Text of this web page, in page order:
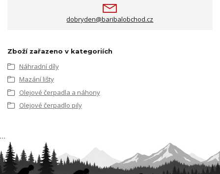
dobryden@baribalobchod.cz
Zboží zařazeno v kategoriích
Náhradní díly
Mazání lišty
Olejové čerpadla a náhony
Olejové čerpadlo pily
…